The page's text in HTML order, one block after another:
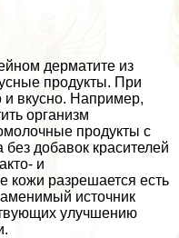
дерматите из
продукты. При
и вкусно. Например,
организм
продукты с
добавок красителей
и
кожи разрешается есть
источник
улучшению